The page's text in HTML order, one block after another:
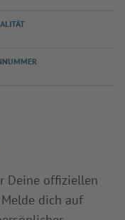
Deine offiziellen
dich auf